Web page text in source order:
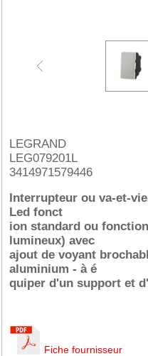
LEGRAND
LEG079201L
3414971579446
Interrupteur ou va-et-
Led fonct
ion standard ou
lumineux) avec
ajout de voyant
aluminium - à é
quiper d'un support et
Fiche fournisseur